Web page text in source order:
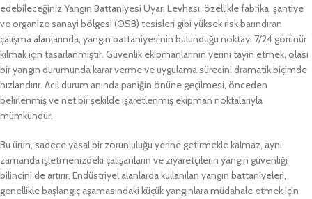
edebileceğiniz Yangın Battaniyesi Uyarı Levhası, özellikle fabrika, şantiye
ve organize sanayi bölgesi (OSB) tesisleri gibi yüksek risk barındıran
çalışma alanlarında, yangın battaniyesinin bulunduğu noktayı 7/24 görünür
kılmak için tasarlanmıştır. Güvenlik ekipmanlarının yerini tayin etmek, olası
bir yangın durumunda karar verme ve uygulama sürecini dramatik biçimde
hızlandırır. Acil durum anında paniğin önüne geçilmesi, önceden
belirlenmiş ve net bir şekilde işaretlenmiş ekipman noktalarıyla
mümkündür.
Bu ürün, sadece yasal bir zorunluluğu yerine getirmekle kalmaz, aynı
zamanda işletmenizdeki çalışanların ve ziyaretçilerin yangın güvenliği
bilincini de artırır. Endüstriyel alanlarda kullanılan yangın battaniyeleri,
genellikle başlangıç aşamasındaki küçük yangınlara müdahale etmek için